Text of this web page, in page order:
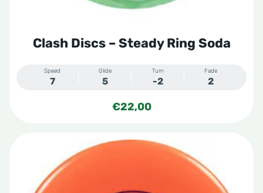
Clash Discs – Steady Ring Soda
Speed
7
Glide
5
Turn
-2
Fade
2
€22,00
product
heeft